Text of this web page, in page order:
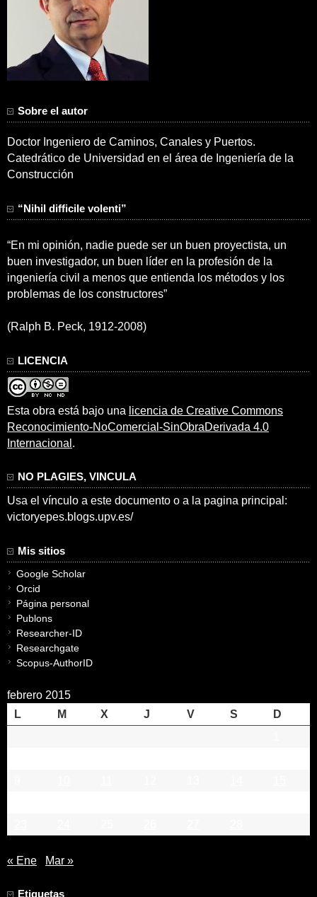
Sobre el autor
Doctor Ingeniero de Caminos, Canales y Puertos.
Catedrático de Universidad en el área de Ingeniería de la
Construcción
“Nihil difficile volenti”
“En mi opinión, nadie puede ser un buen proyectista, un
buen investigador, un buen líder en la profesión de la
ingeniería civil a menos que entienda los métodos y los
problemas de los constructores”
(Ralph B. Peck, 1912-2008)
LICENCIA
Esta obra está bajo una licencia de Creative Commons
Reconocimiento-NoComercial-SinObraDerivada 4.0
Internacional .
NO PLAGIES, VINCULA
Usa el vínculo a este documento o a la pagina principal:
victoryepes.blogs.upv.es/
Mis sitios
Google Scholar
Orcid
Página personal
Publons
Researcher-ID
Researchgate
Scopus-AuthorID
febrero 2015
L
M X J V S
D
« Ene Mar »
Etiquetas